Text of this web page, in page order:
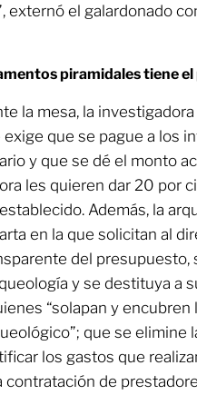
externó el galardonado
piramidales tiene el
la mesa, la
exige que se pague a los
y que se dé el monto
les quieren dar 20 por
Además, la
en la que solicitan al
del presupuesto,
y se destituya a
“solapan y
que se elimine
los gastos que
contratación de